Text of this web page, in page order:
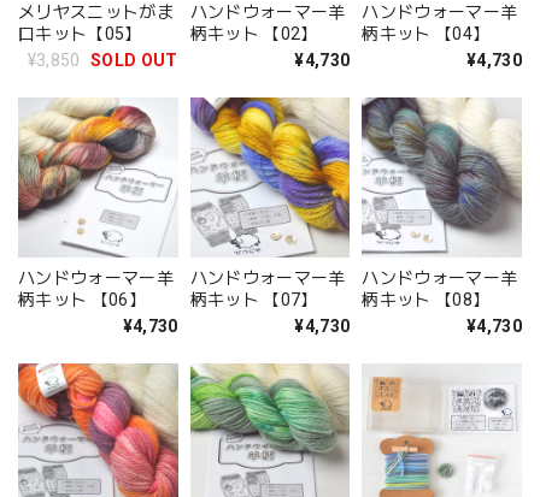
メリヤスニットがま
口キット【05】
¥3,850
SOLD OUT
ハンドウォーマー羊
柄キット 【02】
¥4,730
ハンドウォーマー羊
柄キット 【04】
¥4,730
ハンドウォーマー羊
柄キット 【06】
¥4,730
ハンドウォーマー羊
柄キット 【07】
¥4,730
ハンドウォーマー羊
柄キット 【08】
¥4,730